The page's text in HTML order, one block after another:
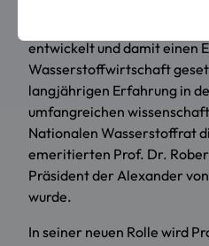
Energiesystemtechnik mit
entwickelt und damit einen
Wasserstoffwirtschaft
langjährigen Erfahrung in
umfangreichen
Nationalen Wasserstoffrat
emeritierten Prof. Dr.
Präsident der Alexander
wurde.
In seiner neuen Rolle wird